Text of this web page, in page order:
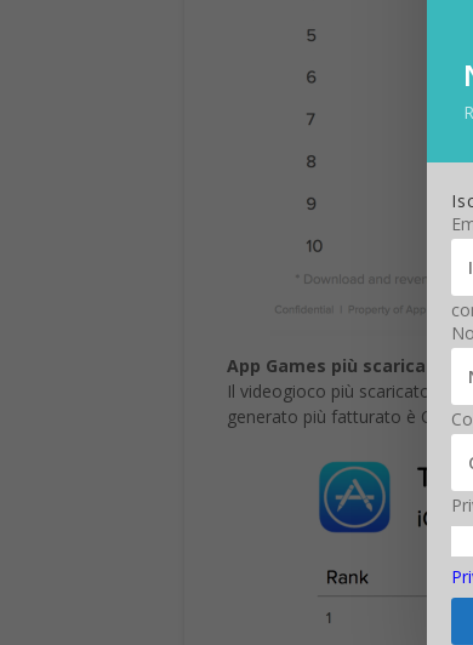
App Games più scaricati di
Il videogioco più scaricato di
generato più fatturato è Clash